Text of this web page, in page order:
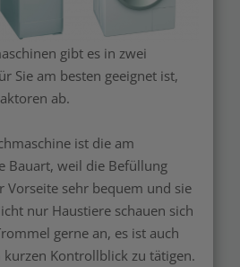
gibt es in zwei
Sie am besten geeignet ist,
ab.
ist die am
Bauart, weil die Befüllung
Vorseite sehr bequem und sie
nur Haustiere schauen sich
gerne an, es ist auch
Kontrollblick zu tätigen.